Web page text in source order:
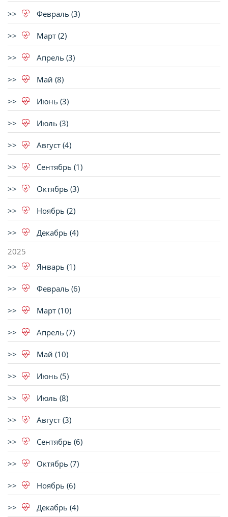
Февраль (3)
Март (2)
Апрель (3)
Май (8)
Июнь (3)
Июль (3)
Август (4)
Сентябрь (1)
Октябрь (3)
Ноябрь (2)
Декабрь (4)
2025
Январь (1)
Февраль (6)
Март (10)
Апрель (7)
Май (10)
Июнь (5)
Июль (8)
Август (3)
Сентябрь (6)
Октябрь (7)
Ноябрь (6)
Декабрь (4)